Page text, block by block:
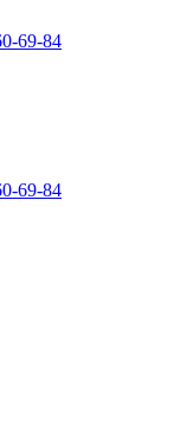
69-84
69-84